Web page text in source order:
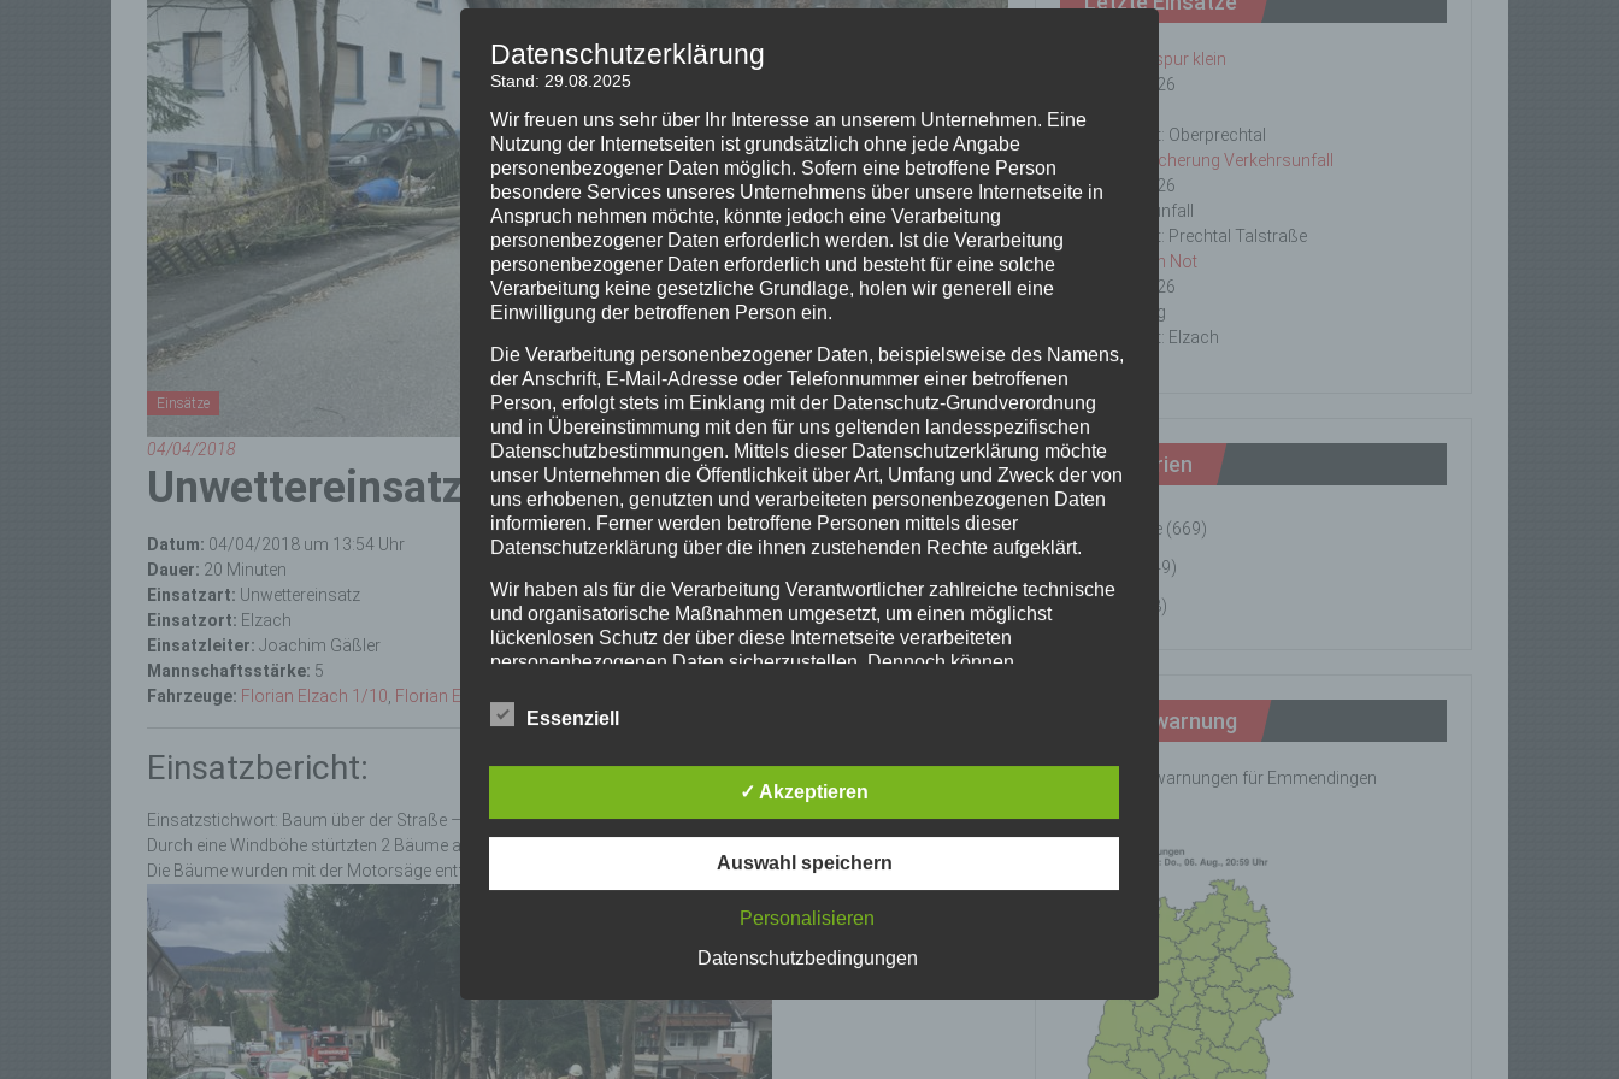
Einsätze
04/04/2018
Unwettereinsatz
Datum: 04/04/2018 um 13:54 Uhr
Dauer: 20 Minuten
Einsatzart: Unwettereinsatz
Einsatzort: Elzach
Einsatzleiter: Joachim Gäßler
Mannschaftsstärke: 5
Fahrzeuge: Florian Elzach 1/10, Florian Elzach 1/51
Einsatzbericht:
Einsatzstichwort: Baum über der Straße – Schwarzenbergstraße
Durch eine Windböhe stürtzten 2 Bäume auf die Straße bis ins Nachbargrundstück.
Die Bäume wurden mit der Motorsäge entfernt und die Straße wieder freigeräumt.
ABC-1, Ölspur klein
23/06/2026
Einsatzort: Oberprechtal
TH 2 Absicherung Verkehrsunfall
20/06/2026
Verkehrsunfall
Einsatzort: Prechtal Talstraße
TH1 Tier in Not
18/06/2026
Tierrettung
Einsatzort: Elzach
Kategorien
Einsätze (669)
(49)
(8)
Wetterwarnung
Keine Wetterwarnungen für Emmendingen
Datenschutzerklärung
Stand: 29.08.2025
Wir freuen uns sehr über Ihr Interesse an unserem Unternehmen. Eine
Nutzung der Internetseiten ist grundsätzlich ohne jede Angabe
personenbezogener Daten möglich. Sofern eine betroffene Person
besondere Services unseres Unternehmens über unsere Internetseite in
Anspruch nehmen möchte, könnte jedoch eine Verarbeitung
personenbezogener Daten erforderlich werden. Ist die Verarbeitung
personenbezogener Daten erforderlich und besteht für eine solche
Verarbeitung keine gesetzliche Grundlage, holen wir generell eine
Einwilligung der betroffenen Person ein.
Die Verarbeitung personenbezogener Daten, beispielsweise des Namens,
der Anschrift, E-Mail-Adresse oder Telefonnummer einer betroffenen
Person, erfolgt stets im Einklang mit der Datenschutz-Grundverordnung
und in Übereinstimmung mit den für uns geltenden landesspezifischen
Datenschutzbestimmungen. Mittels dieser Datenschutzerklärung möchte
unser Unternehmen die Öffentlichkeit über Art, Umfang und Zweck der von
uns erhobenen, genutzten und verarbeiteten personenbezogenen Daten
informieren. Ferner werden betroffene Personen mittels dieser
Datenschutzerklärung über die ihnen zustehenden Rechte aufgeklärt.
Wir haben als für die Verarbeitung Verantwortlicher zahlreiche technische
und organisatorische Maßnahmen umgesetzt, um einen möglichst
lückenlosen Schutz der über diese Internetseite verarbeiteten
personenbezogenen Daten sicherzustellen. Dennoch können
aufweisen, sodass ein absoluter Schutz nicht gewährleistet werden kann.
telefonisch, an uns zu übermitteln.
Begriffsbestimmungen
Die Datenschutzerklärung beruht auf den Begrifflichkeiten, die durch den
Europäischen Richtlinien- und Verordnungsgeber beim Erlass der Datenschutz-
Grundverordnung (DS-GVO) verwendet wurden. Unsere Datenschutzerklärung soll
sowohl für die Öffentlichkeit als auch für unsere Kunden und Geschäftspartner
einfach lesbar und verständlich sein. Um dies zu gewährleisten, möchten wir vorab
die verwendeten Begrifflichkeiten erläutern.
Wir verwenden in dieser Datenschutzerklärung unter anderem die
folgenden Begriffe:
Essenziell
✓ Akzeptieren
Auswahl speichern
Personalisieren
Datenschutzbedingungen